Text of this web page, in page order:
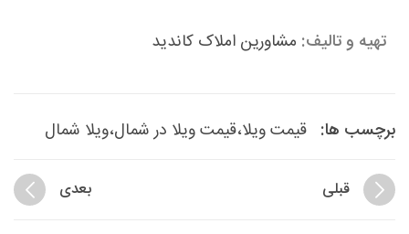
تهیه و تالیف: مشاورین املاک کاندید
برچسب ها: قیمت ویلا،قیمت ویلا در شمال،ویلا شمال
قبلی بعدی